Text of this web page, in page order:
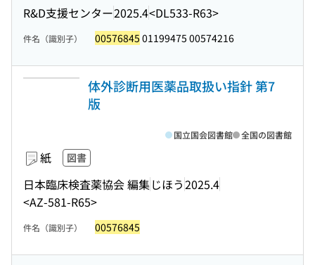
R&D支援センター2025.4<DL533-R63>
件名（識別子） 00576845 01199475 00574216
体外診断用医薬品取扱い指針 第7
版
紙 図書
日本臨床検査薬協会 編集じほう2025.4
<AZ-581-R65>
国立国会図書館 全国の図書館
件名（識別子） 00576845